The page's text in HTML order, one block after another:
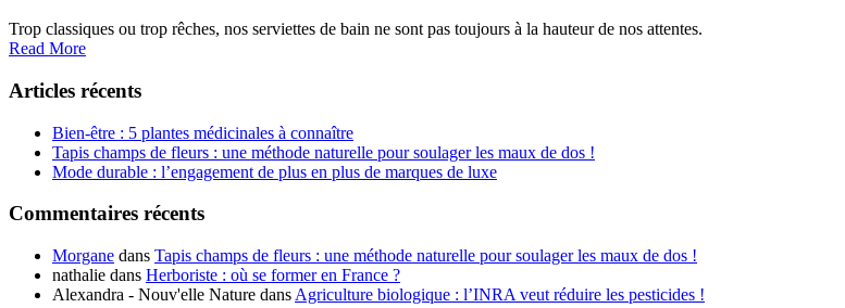
Trop classiques ou trop rêches, nos serviettes de bain ne sont pas toujours à la hauteur de nos attentes.
Read More
Articles récents
Bien-être : 5 plantes médicinales à connaître
Tapis champs de fleurs : une méthode naturelle pour soulager les maux de dos !
Mode durable : l’engagement de plus en plus de marques de luxe
Commentaires récents
Morgane dans Tapis champs de fleurs : une méthode naturelle pour soulager les maux de dos !
nathalie dans Herboriste : où se former en France ?
Alexandra - Nouv'elle Nature dans Agriculture biologique : l’INRA veut réduire les pesticides !